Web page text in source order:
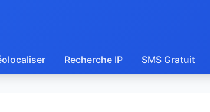
Recherche IP SMS Gratuit